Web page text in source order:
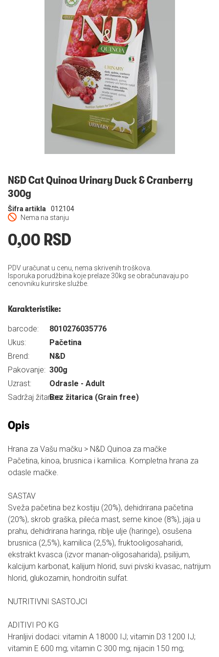
N&D Cat Quinoa Urinary Duck & Cranberry
300g
Nema na stanju
Šifra artikla 012104
0,00 RSD
PDV uračunat u cenu, nema skrivenih troškova.
Isporuka porudžbina koje prelaze 30kg se obračunavaju po
cenovniku kurirske službe.
Karakteristike:
barcode:
8010276035776
Ukus:
Pačetina
Brend:
N&D
Pakovanje: 300g
Uzrast:
Odrasle - Adult
Sadržaj žitarica:Bez žitarica (Grain free)
Opis
Hrana za Vašu mačku > N&D Quinoa za mačke
Pačetina, kinoa, brusnica i kamilica. Kompletna hrana za
odasle mačke.
SASTAV
Sveža pačetina bez kostiju (20%), dehidrirana pačetina
(20%), skrob graška, pileća mast, seme kinoe (8%), jaja u
prahu, dehidrirana haringa, riblje ulje (haringe), osušena
brusnica (2,5%), kamilica (2,5%), fruktooligosaharidi,
ekstrakt kvasca (izvor manan-oligosaharida), psilijum,
kalcijum karbonat, kalijum hlorid, suvi pivski kvasac, natrijum
hlorid, glukozamin, hondroitin sulfat.
NUTRITIVNI SASTOJCI
ADITIVI PO KG
Hranljivi dodaci: vitamin A 18000 IJ; vitamin D3 1200 IJ;
vitamin E 600 mg; vitamin C 300 mg; nijacin 150 mg;